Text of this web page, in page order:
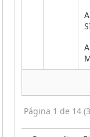
Página 1 de 14